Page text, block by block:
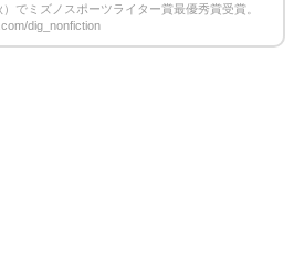
でミズノスポーツライター賞最優秀賞受賞。
dig_nonfiction